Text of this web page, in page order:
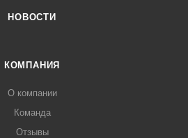
НОВОСТИ
КОМПАНИЯ
О компании
Команда
Отзывы